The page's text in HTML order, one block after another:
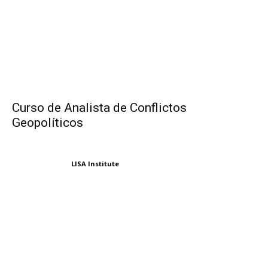
Curso de Analista de Conflictos
Geopolíticos
LISA Institute